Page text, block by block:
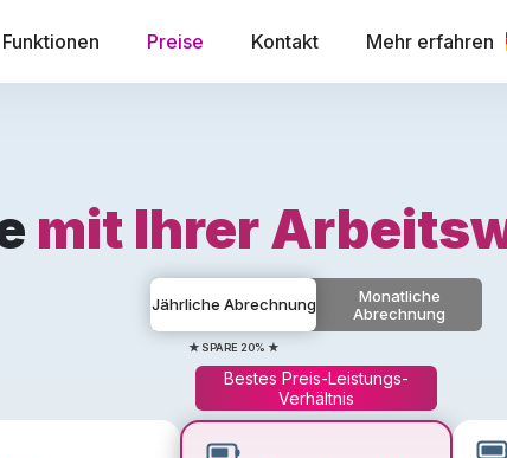
Funktionen Preise Kontakt Mehr erfahren
mit Ihrer
Jährliche Abrechnung
Monatliche
Abrechnung
★ SPARE 20% ★
Bestes Preis-Leistungs-
Verhältnis